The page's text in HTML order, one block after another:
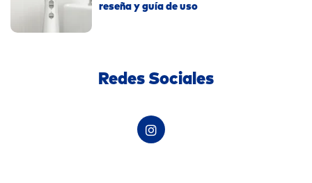
reseña y guía de uso
Redes Sociales